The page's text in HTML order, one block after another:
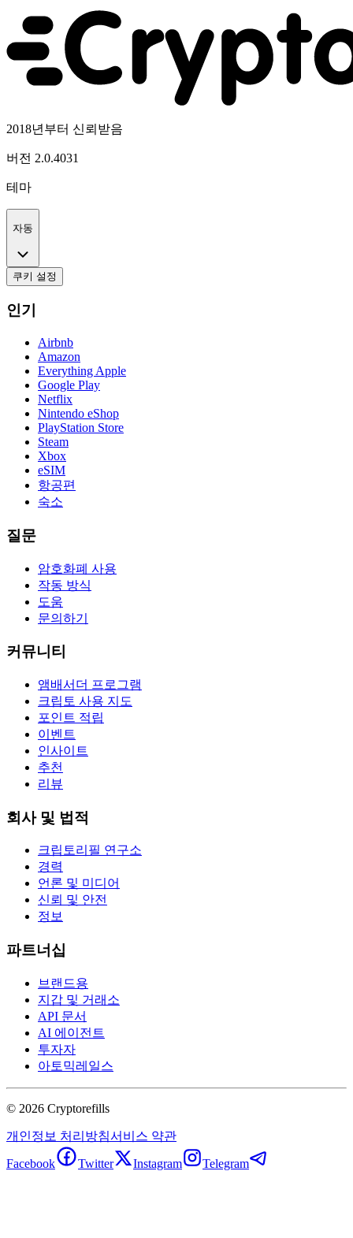
2018년부터 신뢰받음
버전 2.0.4031
테마
자동
쿠키 설정
인기
Airbnb
Amazon
Everything Apple
Google Play
Netflix
Nintendo eShop
PlayStation Store
Steam
Xbox
eSIM
항공편
숙소
질문
암호화폐 사용
작동 방식
도움
문의하기
커뮤니티
앰배서더 프로그램
크립토 사용 지도
포인트 적립
이벤트
인사이트
추천
리뷰
회사 및 법적
크립토리필 연구소
경력
언론 및 미디어
신뢰 및 안전
정보
파트너십
브랜드용
지갑 및 거래소
API 문서
AI 에이전트
투자자
아토믹레일스
© 2026 Cryptorefills
개인정보 처리방침서비스 약관
Facebook Twitter Instagram Telegram